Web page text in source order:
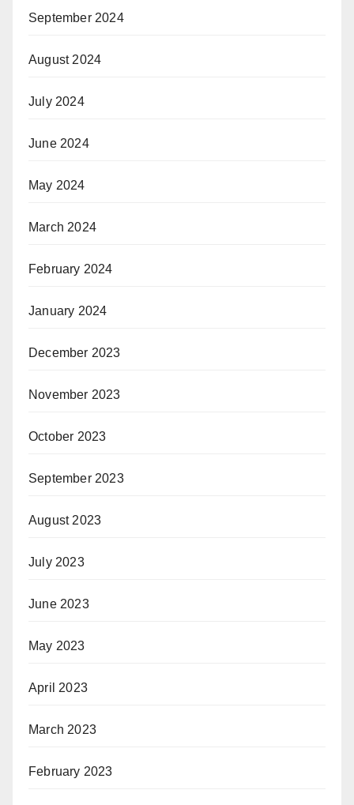
September 2024
August 2024
July 2024
June 2024
May 2024
March 2024
February 2024
January 2024
December 2023
November 2023
October 2023
September 2023
August 2023
July 2023
June 2023
May 2023
April 2023
March 2023
February 2023